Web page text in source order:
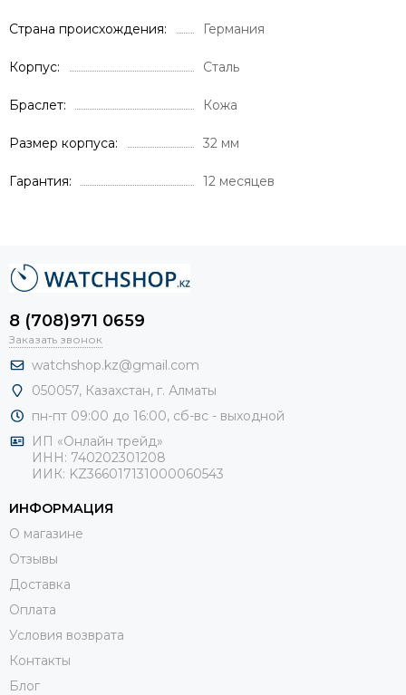
Страна происхождения Германия
Корпус Сталь
Браслет Кожа
Размер корпуса 32 мм
Гарантия 12 месяцев
8 (708)971 0659
Заказать звонок
watchshop.kz@gmail.com
050057, Казахстан, г. Алматы
пн-пт 09:00 до 16:00, сб-вс - выходной
ИП «Онлайн трейд»
ИНН: 740202301208
ИИК: KZ366017131000060543
ИНФОРМАЦИЯ
О магазине
Отзывы
Доставка
Оплата
Условия возврата
Контакты
Блог